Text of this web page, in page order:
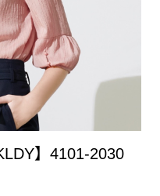
】4101-2030